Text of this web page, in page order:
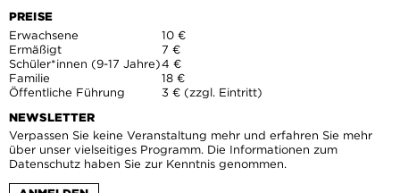
PREISE
Erwachsene
10 €
Ermäßigt
7 €
Schüler*innen (9-17 Jahre)4 €
Familie
18 €
Öffentliche Führung
3 € (zzgl. Eintritt)
NEWSLETTER
Verpassen Sie keine Veranstaltung mehr und erfahren Sie mehr
über unser vielseitiges Programm. Die Informationen zum
Datenschutz haben Sie zur Kenntnis genommen.